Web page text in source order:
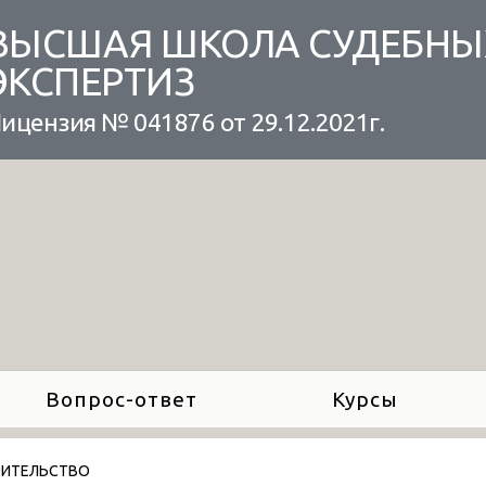
ШКОЛА
№ 041876 от 29.12.2021г.
Вопрос-ответ Курсы